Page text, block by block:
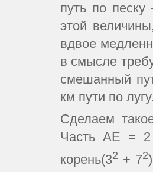
путь по песку
этой
вдвое
в смысле
смешанный
км пути по
Сделаем
Часть АЕ = 2
корень(32 + 72